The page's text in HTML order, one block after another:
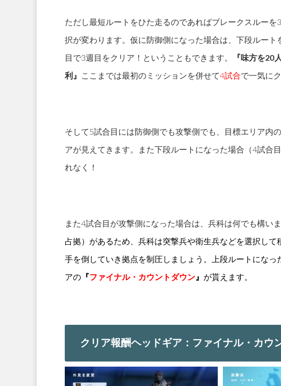
ただし最短ルートをひた走るのであればブレークスルー
択が変わります。仮に防御側になった場合は、下段ルー
目で3週目をクリア！ということもできます。 『味方を20
利』 ここまでは最初のミッションを併せて4試合で一気に
そして5試合目には防御側でも攻撃側でも、目標エリア内
アが見えてきます。また下段ルートになった場合（4試合
れなく！
また4試合目が攻撃側になった場合は、兵科は何でも構い
占拠）があるため、兵科は突撃兵や衛生兵などを選択し
手を倒していき拠点を制圧しましょう。上段ルートにな
アの 『 ファイナル・カウントダウン』 が貰えます。
クリア報酬ヘッドギア：ファイナル・カウ